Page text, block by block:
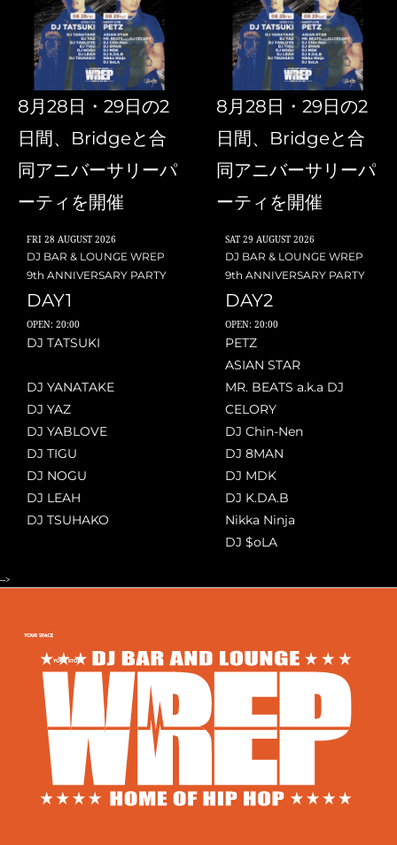
8月28日・29日の2
日間、Bridgeと合
同アニバーサリーパ
ーティを開催
FRI 28 AUGUST 2026
DJ BAR & LOUNGE WREP
9th ANNIVERSARY PARTY
DAY1
OPEN: 20:00
DJ TATSUKI
DJ YANATAKE
DJ YAZ
DJ YABLOVE
DJ TIGU
DJ NOGU
DJ LEAH
DJ TSUHAKO
8月28日・29日の2
日間、Bridgeと合
同アニバーサリーパ
ーティを開催
SAT 29 AUGUST 2026
DJ BAR & LOUNGE WREP
9th ANNIVERSARY PARTY
DAY2
OPEN: 20:00
PETZ
ASIAN STAR
MR. BEATS a.k.a DJ
CELORY
DJ Chin-Nen
DJ 8MAN
DJ MDK
DJ K.DA.B
Nikka Ninja
DJ $oLA
-->